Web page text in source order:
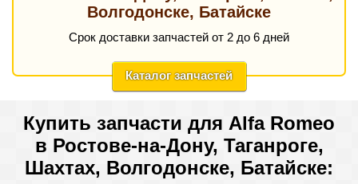
Волгодонске, Батайске
Срок доставки запчастей от 2 до 6 дней
Каталог запчастей
Купить запчасти для Alfa Romeo
в Ростове-на-Дону, Таганроге,
Шахтах, Волгодонске, Батайске: